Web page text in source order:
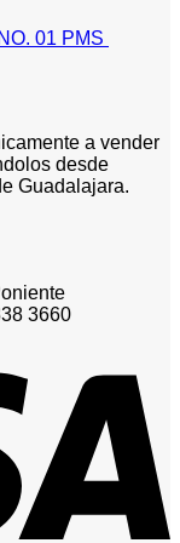
01 PMS
a vender
desde
Guadalajara.
3660